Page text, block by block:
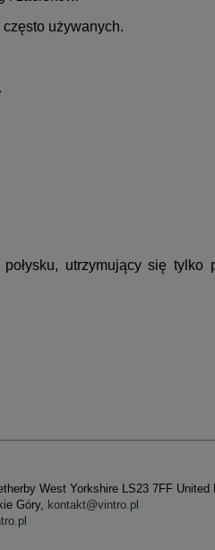
używanych.
utrzymujący się tylko
West Yorkshire LS23 7FF United
Góry, kontakt@vintro.pl